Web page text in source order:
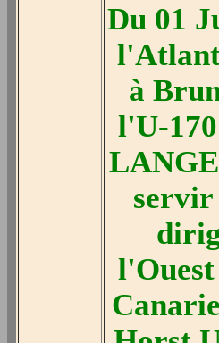
Du 01
à
l'U-
servir
l'Ouest